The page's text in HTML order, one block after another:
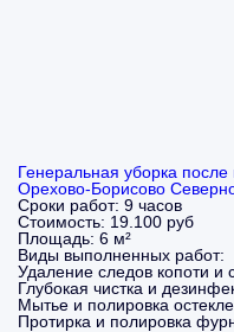
Генеральная уборка
Орехово-Борисово
Сроки работ: 9 часов
Стоимость: 19.100 руб
Площадь: 6 м²
Виды выполненных работ:
Удаление следов копоти и
Глубокая чистка и
Мытье и полировка
Протирка и полировка